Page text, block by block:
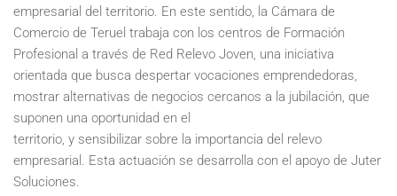
empresarial del territorio. En este sentido, la Cámara de
Comercio de Teruel trabaja con los centros de Formación
Profesional a través de Red Relevo Joven, una iniciativa
orientada que busca despertar vocaciones emprendedoras,
mostrar alternativas de negocios cercanos a la jubilación, que
suponen una oportunidad en el
territorio, y sensibilizar sobre la importancia del relevo
empresarial. Esta actuación se desarrolla con el apoyo de Juter
Soluciones.